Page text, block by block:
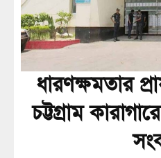
ধারণক্ষমতার
চট্টগ্রাম